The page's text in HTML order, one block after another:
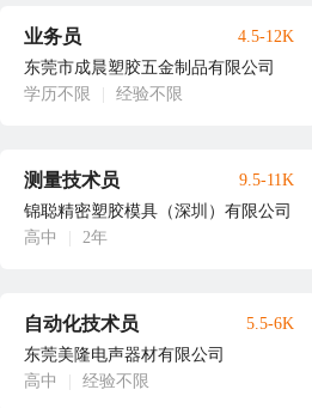
业务员
东莞市成晨塑胶五金制品有限公司
学历不限
经验不限
4.5-12K
测量技术员
锦聪精密塑胶模具（深圳）有限公司
高中
2年
9.5-11K
自动化技术员
东莞美隆电声器材有限公司
高中
经验不限
5.5-6K